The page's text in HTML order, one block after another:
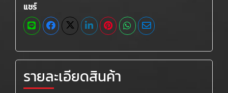
แชร์
รายละเอียดสินค้า